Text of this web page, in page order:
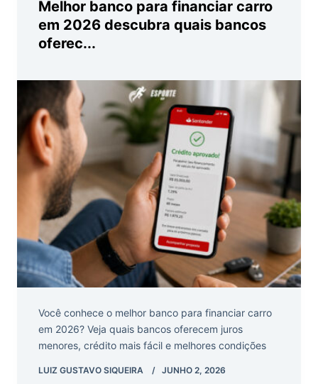
Melhor banco para financiar carro
em 2026 descubra quais bancos
oferec...
Você conhece o melhor banco para financiar carro
em 2026? Veja quais bancos oferecem juros
menores, crédito mais fácil e melhores condições
LUIZ GUSTAVO SIQUEIRA JUNHO 2, 2026